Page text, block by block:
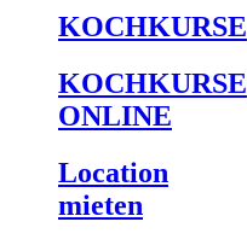
KOCHKURSE
KOCHKURSE
ONLINE
Location
mieten